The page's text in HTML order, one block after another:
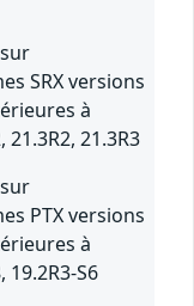
SRX versions
à
21.3R2, 21.3R3
PTX versions
à
19.2R3-S6